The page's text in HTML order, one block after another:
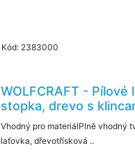
Kód: 2383000
WOLFCRAFT -
stopka, drevo s
Vhodný pro materiálPlně vhodný
laťovka, dřevotřísková ..